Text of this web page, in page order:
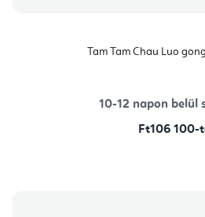
Tam Tam Chau Luo
10-12 napon belül
Ft106 100-